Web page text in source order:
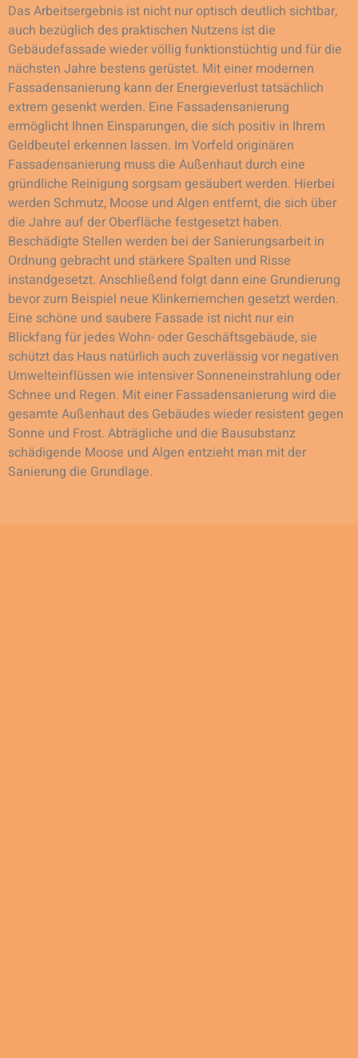
Das Arbeitsergebnis ist nicht nur optisch deutlich sichtbar,
auch bezüglich des praktischen Nutzens ist die
Gebäudefassade wieder völlig funktionstüchtig und für die
nächsten Jahre bestens gerüstet. Mit einer modernen
Fassadensanierung kann der Energieverlust tatsächlich
extrem gesenkt werden. Eine Fassadensanierung
ermöglicht Ihnen Einsparungen, die sich positiv in Ihrem
Geldbeutel erkennen lassen. Im Vorfeld originären
Fassadensanierung muss die Außenhaut durch eine
gründliche Reinigung sorgsam gesäubert werden. Hierbei
werden Schmutz, Moose und Algen entfernt, die sich über
die Jahre auf der Oberfläche festgesetzt haben.
Beschädigte Stellen werden bei der Sanierungsarbeit in
Ordnung gebracht und stärkere Spalten und Risse
instandgesetzt. Anschließend folgt dann eine Grundierung
bevor zum Beispiel neue Klinkerriemchen gesetzt werden.
Eine schöne und saubere Fassade ist nicht nur ein
Blickfang für jedes Wohn- oder Geschäftsgebäude, sie
schützt das Haus natürlich auch zuverlässig vor negativen
Umwelteinflüssen wie intensiver Sonneneinstrahlung oder
Schnee und Regen. Mit einer Fassadensanierung wird die
gesamte Außenhaut des Gebäudes wieder resistent gegen
Sonne und Frost. Abträgliche und die Bausubstanz
schädigende Moose und Algen entzieht man mit der
Sanierung die Grundlage.